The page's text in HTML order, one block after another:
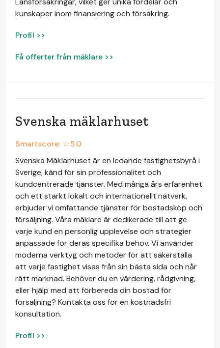
kunskaper inom finansiering och försäkring.
Profil >>
Få offerter från mäklare >>
Svenska mäklarhuset
Smartscore: ☆5.0
Svenska Mäklarhuset är en ledande fastighetsbyrå i
Sverige, känd för sin professionalitet och
kundcentrerade tjänster. Med många års erfarenhet
och ett starkt lokalt och internationellt nätverk,
erbjuder vi omfattande tjänster för bostadsköp och
försäljning. Våra mäklare är dedikerade till att ge
varje kund en personlig upplevelse och strategier
anpassade för deras specifika behov. Vi använder
moderna verktyg och metoder för att säkerställa
att varje fastighet visas från sin bästa sida och når
rätt marknad. Behöver du en värdering, rådgivning,
eller hjälp med att förbereda din bostad för
försäljning? Kontakta oss för en kostnadsfri
konsultation.
Profil >>